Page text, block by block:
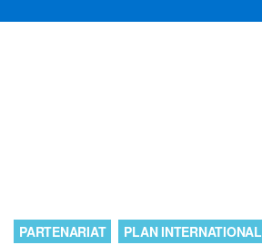
PARTENARIAT PLAN INTERNATIONAL